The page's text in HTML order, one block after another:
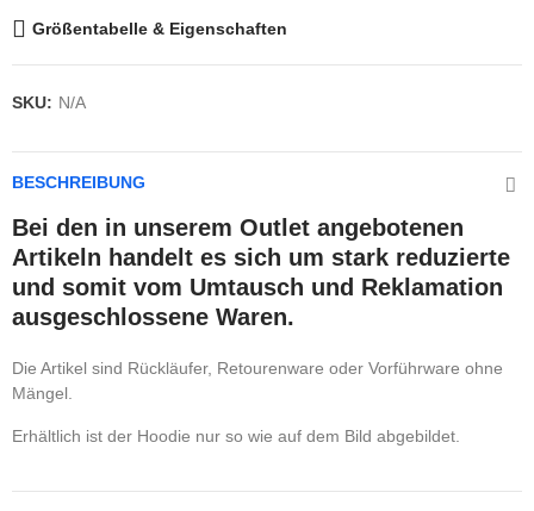
Größentabelle & Eigenschaften
SKU: N/A
BESCHREIBUNG
Bei den in unserem Outlet angebotenen
Artikeln handelt es sich um stark reduzierte
und somit vom Umtausch und Reklamation
ausgeschlossene Waren.
Die Artikel sind Rückläufer, Retourenware oder Vorführware ohne
Mängel.
Erhältlich ist der Hoodie nur so wie auf dem Bild abgebildet.